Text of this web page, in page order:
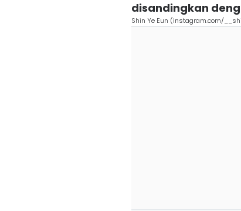
disandingkan
Shin Ye Eun (instagram.com/